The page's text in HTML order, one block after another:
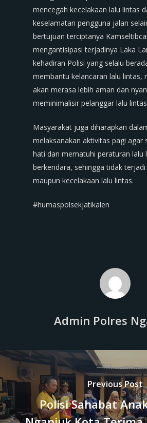
mencegah kecelakaan lalu lintas
keselamatan pengguna jalan
bertujuan terciptanya
mengantisipasi terjadinya Laka
kehadiran Polisi yang selalu
membantu kelancaran lalu lintas,
akan merasa lebih aman dan
meminimalisir pelanggar lalu
Masyarakat juga diharapkan
melaksanakan aktivitas pagi agar
hati dan mematuhi peraturan lalu
berkendara, sehingga tidak
maupun kecelakaan lalu lintas.
#humaspolsekjatikalen
Admin Polres
Previous Post
Polisi Sahabat